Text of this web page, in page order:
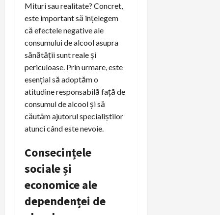
Mituri sau realitate? Concret,
este important să înțelegem
că efectele negative ale
consumului de alcool asupra
sănătății sunt reale și
periculoase. Prin urmare, este
esențial să adoptăm o
atitudine responsabilă față de
consumul de alcool și să
căutăm ajutorul specialiștilor
atunci când este nevoie.
Consecințele
sociale și
economice ale
dependenței de